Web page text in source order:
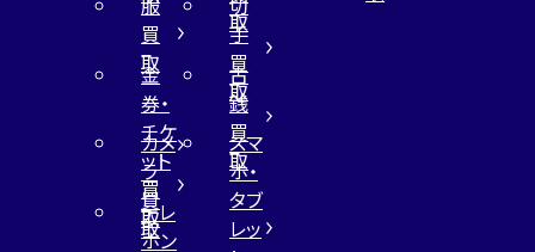
取
買
取
手
買
取
金
券・
チケ
ット
買
取
古
銭
買
取
カメ
ラ
買
取
スマ
ホ・
タブ
レッ
テレ
ホン